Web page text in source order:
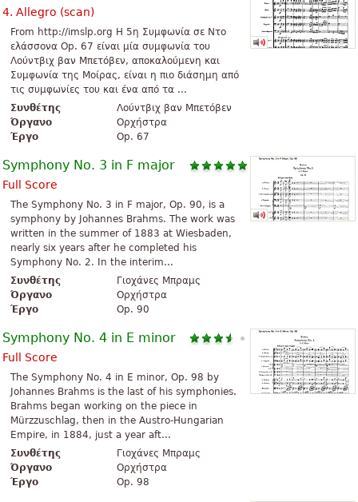
4. Allegro (scan)
From http://imslp.org H 5η Συμφωνία σε Ντο
ελάσσονα Op. 67 είναι μία συμφωνία του
Λούντβιχ βαν Μπετόβεν, αποκαλούμενη και
Συμφωνία της Μοίρας, είναι η πιο διάσημη από
τις συμφωνίες του και ένα από τα ...
Συνθέτης
Λούντβιχ βαν Μπετόβεν
Όργανο
Ορχήστρα
Έργο
Op. 67
Symphony No. 3 in F major
Full Score
The Symphony No. 3 in F major, Op. 90, is a
symphony by Johannes Brahms. The work was
written in the summer of 1883 at Wiesbaden,
nearly six years after he completed his
Symphony No. 2. In the interim...
Συνθέτης
Γιοχάνες Μπραμς
Όργανο
Ορχήστρα
Έργο
Op. 90
Symphony No. 4 in E minor
Full Score
The Symphony No. 4 in E minor, Op. 98 by
Johannes Brahms is the last of his symphonies.
Brahms began working on the piece in
Mürzzuschlag, then in the Austro-Hungarian
Empire, in 1884, just a year aft...
Συνθέτης
Γιοχάνες Μπραμς
Όργανο
Ορχήστρα
Έργο
Op. 98